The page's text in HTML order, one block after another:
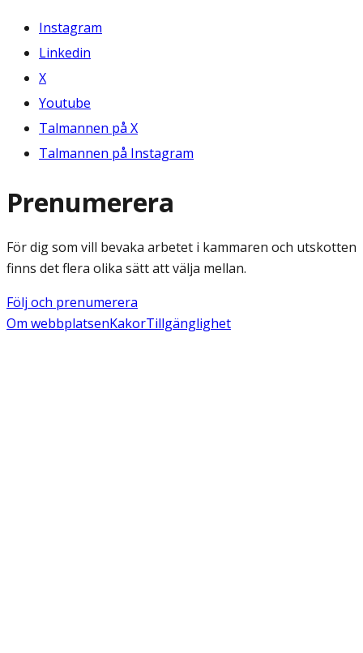
Instagram
Linkedin
X
Youtube
Talmannen på X
Talmannen på Instagram
Prenumerera
För dig som vill bevaka arbetet i kammaren och utskotten
finns det flera olika sätt att välja mellan.
Följ och prenumerera
Om webbplatsenKakorTillgänglighet